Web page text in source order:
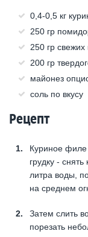
0,4-0,5 кг
250 гр
250 гр
200 гр
майонез
соль по вкусу
Рецепт
Куриное филе
грудку -
литра воды,
на среднем
Затем слить
порезать